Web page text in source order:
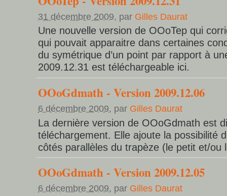
31 décembre 2009, par Gilles Daurat
Une nouvelle version de OOoTep qui
qui pouvait apparaitre dans certaines
du symétrique d’un point par rapport à
2009.12.31 est téléchargeable ici.
OOoGdmath - Version 2009.12.06
6 décembre 2009, par Gilles Daurat
La dernière version de OOoGdmath est
téléchargement. Elle ajoute la possibilité
côtés parallèles du trapèze (le petit et/ou
OOoGdmath - Version 2009.12.05
6 décembre 2009, par Gilles Daurat